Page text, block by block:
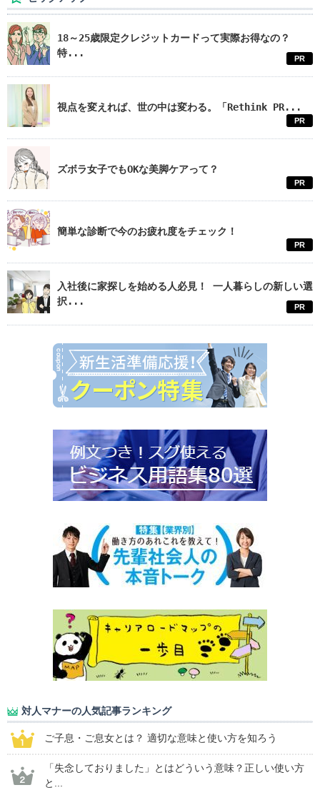
18～25歳限定クレジットカードって実際お得なの？
特...
PR
視点を変えれば、世の中は変わる。「Rethink PR...
PR
ズボラ女子でもOKな美脚ケアって？
PR
簡単な診断で今のお疲れ度をチェック！
PR
入社後に家探しを始める人必見！ 一人暮らしの新しい選
択...
PR
対人マナーの人気記事ランキング
ご子息・ご息女とは？ 適切な意味と使い方を知ろう
「失念しておりました」とはどういう意味？正しい使い方
と...